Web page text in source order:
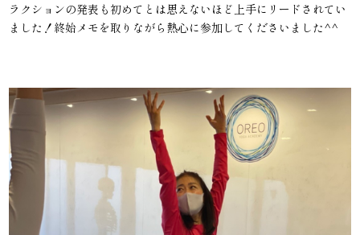
ラクションの発表も初めてとは思えないほど上手にリードされてい
ました！終始メモを取りながら熱心に参加してくださいました^^